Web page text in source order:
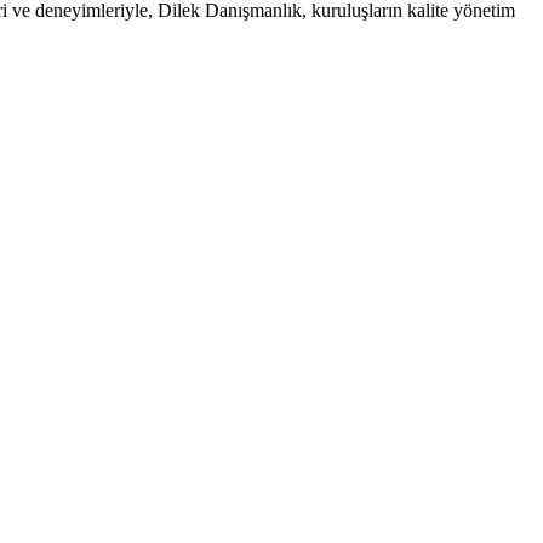
deneyimleriyle, Dilek Danışmanlık, kuruluşların kalite yönetim